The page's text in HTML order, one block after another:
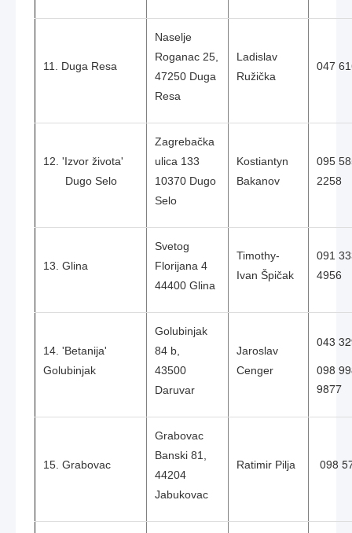
11. Duga Resa
Naselje
Roganac 25,
47250 Duga
Resa
Ladislav
Ružička
047
12. 'Izvor života'
Dugo Selo
Zagrebačka
ulica 133
10370 Dugo
Selo
Kostiantyn
Bakanov
095
2258
13. Glina
Svetog
Florijana 4
44400 Glina
Timothy-
Ivan Špičak
091
4956
14. 'Betanija'
Golubinjak
Golubinjak
84 b,
43500
Daruvar
Jaroslav
Cenger
043
098
9877
15. Grabovac
Grabovac
Banski 81,
44204
Jabukovac
Ratimir Pilja 098